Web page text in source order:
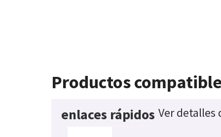
Productos
enlaces rápidos Ver